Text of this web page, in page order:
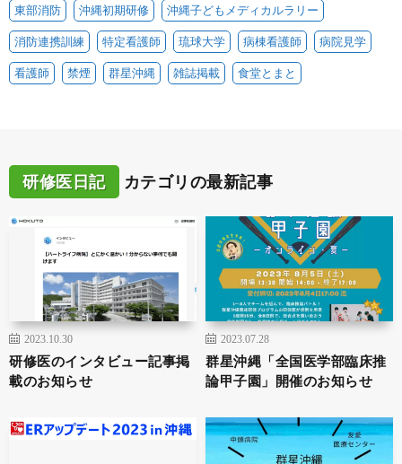
東部消防 沖縄初期研修 沖縄子どもメディカルラリー
消防連携訓練 特定看護師 琉球大学 病棟看護師 病院見学
看護師 禁煙 群星沖縄 雑誌掲載 食堂とまと
研修医日記 カテゴリの最新記事
2023.10.30
研修医のインタビュー記事掲
載のお知らせ
2023.07.28
群星沖縄「全国医学部臨床推
論甲子園」開催のお知らせ